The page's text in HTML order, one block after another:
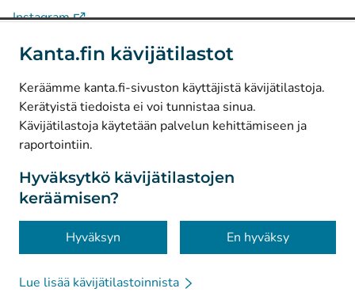
Kanta.fin kävijätilastot
Keräämme kanta.fi-sivuston käyttäjistä kävijätilastoja.
Kerätyistä tiedoista ei voi tunnistaa sinua.
Kävijätilastoja käytetään palvelun kehittämiseen ja
raportointiin.
Hyväksytkö kävijätilastojen
keräämisen?
Hyväksyn En hyväksy
Lue lisää kävijätilastoinnista
Instagram(Avautuu uuteen välilehteen)
Facebook(Avautuu uuteen välilehteen)
© Kanta-Palvelut, Kansaneläkelaitos
Tietosuoja
Tietoa sivustosta
Saavutettavuus
Evästeet